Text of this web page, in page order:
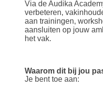
Via de Audika
verbeteren,
aan trainingen,
aansluiten op jouw
het vak.
Waarom dit bij jou
Je bent toe aan: